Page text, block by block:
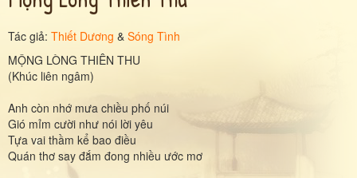
Tác giả: Thiết Dương & Sóng Tình
MỘNG LÒNG THIÊN THU
(Khúc liên ngâm)
Anh còn nhớ mưa chiều phố núi
Gió mỉm cười như nói lời yêu
Tựa vai thầm kể bao điều
Quán thơ say đắm đong nhiều ước mơ